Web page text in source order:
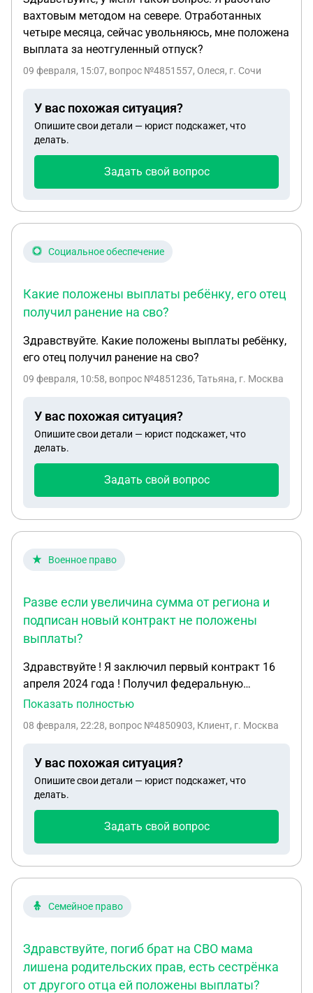
вахтовым методом на севере. Отработанных
четыре месяца, сейчас увольняюсь, мне положена
выплата за неотгуленный отпуск?
09 февраля, 15:07, вопрос №4851557, Олеся, г. Сочи
У вас похожая ситуация?
Опишите свои детали — юрист подскажет, что
делать.
Задать свой вопрос
Социальное обеспечение
Какие положены выплаты ребёнку, его отец
получил ранение на сво?
Здравствуйте. Какие положены выплаты ребёнку,
его отец получил ранение на сво?
09 февраля, 10:58, вопрос №4851236, Татьяна, г. Москва
У вас похожая ситуация?
Опишите свои детали — юрист подскажет, что
делать.
Задать свой вопрос
Военное право
Разве если увеличина сумма от региона и
подписан новый контракт не положены
выплаты?
Здравствуйте ! Я заключил первый контракт 16
апреля 2024 года ! Получил федеральную
выплату 195 тысяч и региональную 1 миллион где
заключил новый 20 апреля 2025 года , но как
увеличина сумма от региона и подписан новый
контракт не положены выплаты ?
Показать полностью
08 февраля, 22:28, вопрос №4850903, Клиент, г. Москва
У вас похожая ситуация?
Опишите свои детали — юрист подскажет, что
делать.
Задать свой вопрос
Семейное право
Здравствуйте, погиб брат на СВО мама
лишена родительских прав, есть сестрёнка
от другого отца ей положены выплаты?